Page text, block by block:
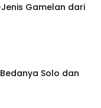
Gamelan dari
Solo dan